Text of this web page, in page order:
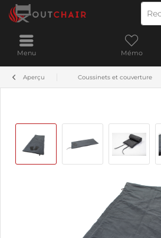
Menu Mémo
Aperçu Coussinets et couverture